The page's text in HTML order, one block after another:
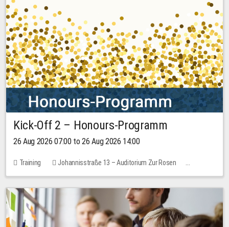
Kick-Off 2 – Honours-Programm
26 Aug 2026 07:00 to 26 Aug 2026 14:00
Training
Johannisstraße 13 – Auditorium Zur Rosen
No free places